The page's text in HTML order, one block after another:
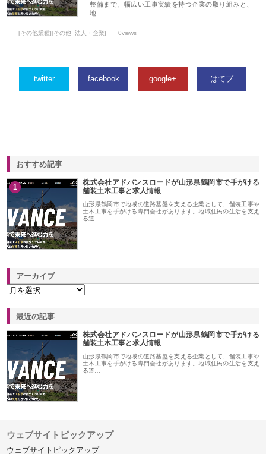
整備まで、幅広い工事実績を持つ企業の取り組みと、
地…
[その他業種][その他_法人・企業] 0views
twitter facebook google+ はてブ
おすすめ記事
1
株式会社アドバンスロードが山形県鶴岡市で手がける
舗装土木工事と求人情報
山形県鶴岡市で地域の道路基盤を支える企業として、舗装工事や
土木工事を手がける専門会社があります。地域住民の生活を支え
る道…
アーカイブ
最近の記事
株式会社アドバンスロードが山形県鶴岡市で手がける
舗装土木工事と求人情報
山形県鶴岡市で地域の道路基盤を支える企業として、舗装工事や
土木工事を手がける専門会社があります。地域住民の生活を支え
る道…
ウェブサイトピックアップ
ウェブサイトピックアップ